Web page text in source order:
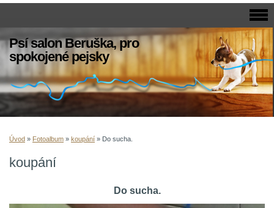
Psí salon Beruška, pro
spokojené pejsky
Úvod » Fotoalbum » koupání » Do sucha.
koupání
Do sucha.